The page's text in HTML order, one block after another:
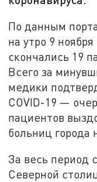
По данным
на утро 9
скончались 19
Всего за
медики
COVID-19 —
пациентов
больниц города
За весь период
Северной